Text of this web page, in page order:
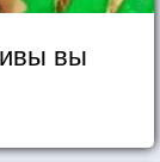
вы